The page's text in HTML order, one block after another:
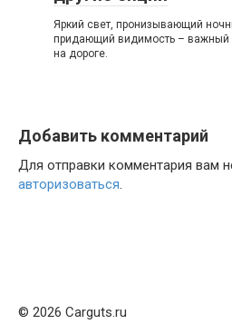
Яркий свет, пронизывающий
придающий видимость – важный
на дороге.
Добавить комментарий
Для отправки комментария вам
авторизоваться.
© 2026 Carguts.ru